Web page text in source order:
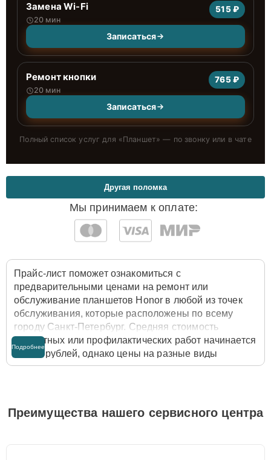
Замена Wi-Fi
20 мин
515 ₽
Записаться
Ремонт кнопки
20 мин
765 ₽
Записаться
Полный список услуг для «Планшет» — по звонку или в чате
Мы принимаем к оплате:
Другая поломка
Прайс-лист поможет ознакомиться с
предварительными ценами на ремонт или
обслуживание планшетов Honor в любой из точек
обслуживания, которые расположены по всему
городу Санкт-Петербург. Средняя стоимость
ремонтных или профилактических работ начинается
от 800 рублей, однако цены на разные виды
комплектующих могут различаться. Полную
службы заботы о клиентах. Для расчета итоговой
стоимости ремонта планшета достаточно позвонить
Подробнее
Преимущества нашего сервисного центра